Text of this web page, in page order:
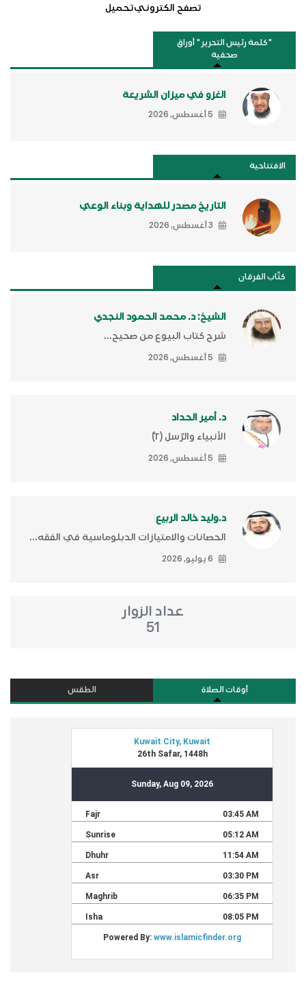
تصفح الكترونيتحميل
"كلمة رئيس التحرير " أوراق
صحفية
الغزو في ميزان الشريعة
5 أغسطس, 2026
الافتتاحية
التاريخ مصدر للهداية وبناء الوعي
3 أغسطس, 2026
كتَّاب الفرقان
الشيخ: د. محمد الحمود النجدي
شرح كتاب البيوع من صحيح...
5 أغسطس, 2026
د. أمير الحداد
الأنبياء والرّسل (٢)ّ
5 أغسطس, 2026
د.وليد خالد الربيع
الحصانات والامتيازات الدبلوماسية في الفقه...
6 يوليو, 2026
عداد الزوار
51
أوقات الصلاة الطقس